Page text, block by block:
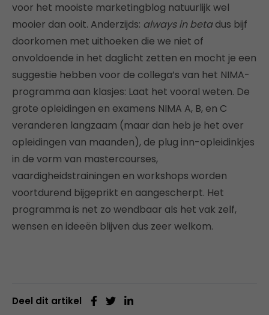
voor het mooiste marketingblog natuurlijk wel
mooier dan ooit. Anderzijds: always in betadus bijf
doorkomen met uithoeken die we niet of
onvoldoende in het daglicht zetten en mocht je een
suggestie hebben voor de collega’s van het NIMA-
programma aan klasjes: Laat het vooral weten. De
grote opleidingen en examens NIMA A, B, en C
veranderen langzaam (maar dan heb je het over
opleidingen van maanden), de plug inn-opleidinkjes
in de vorm van mastercourses,
vaardigheidstrainingen en workshops worden
voortdurend bijgeprikt en aangescherpt. Het
programma is net zo wendbaar als het vak zelf,
wensen en ideeën blijven dus zeer welkom.
Deel dit artikel